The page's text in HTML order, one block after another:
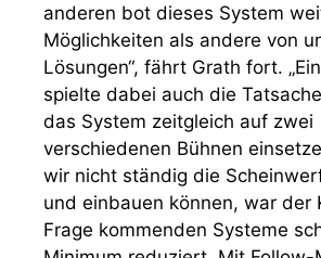
anderen bot dieses System
Möglichkeiten als andere von
Lösungen“, fährt Grath fort.
spielte dabei auch die
das System zeitgleich auf zwei
verschiedenen Bühnen
wir nicht ständig die
und einbauen können, war der
Frage kommenden Systeme